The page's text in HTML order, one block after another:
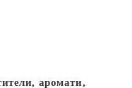
аромати,